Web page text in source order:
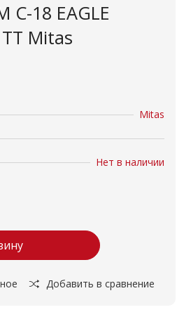
C-18 EAGLE
TT Mitas
Mitas
Нет в наличии
Добавить в сравнение